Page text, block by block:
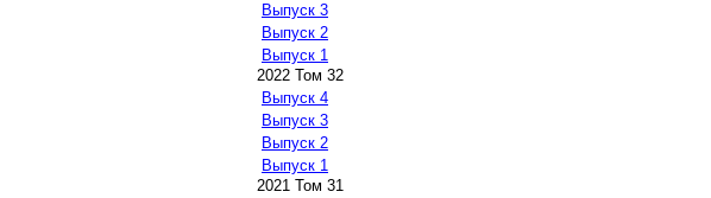
Выпуск 3
Выпуск 2
Выпуск 1
2022 Том 32
Выпуск 4
Выпуск 3
Выпуск 2
Выпуск 1
2021 Том 31